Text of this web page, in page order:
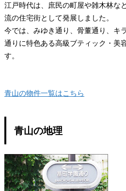
江戸時代は、庶民の町屋や雑木林な
流の住宅街として発展しました。
今では、みゆき通り、骨董通り、キ
通りに特色ある高級ブティック・美
す。
青山の物件一覧はこちら
青山の地理